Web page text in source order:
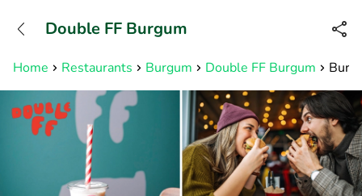
Bereikbaar tot 23:00 uur
Home Restaurants Burgum Double FF Burgum
Double FF Burgum